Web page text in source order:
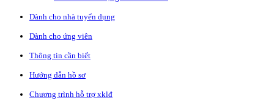
Dành cho nhà tuyển dụng
Dành cho ứng viên
Thông tin cần biết
Hướng dẫn hồ sơ
Chương trình hỗ trợ xklđ